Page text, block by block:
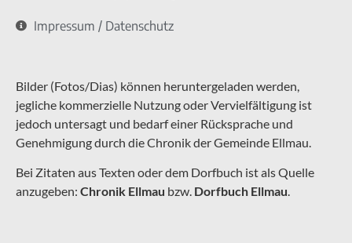
Impressum / Datenschutz
Bilder (Fotos/Dias) können heruntergeladen werden,
jegliche kommerzielle Nutzung oder Vervielfältigung ist
jedoch untersagt und bedarf einer Rücksprache und
Genehmigung durch die Chronik der Gemeinde Ellmau.
Bei Zitaten aus Texten oder dem Dorfbuch ist als Quelle
anzugeben: Chronik Ellmau bzw. Dorfbuch Ellmau.